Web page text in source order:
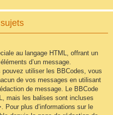
au langage HTML, offrant un
d’un message.
pouvez utiliser les BBCodes, vous
de vos messages en utilisant
de message. Le BBCode
mais les balises sont incluses
Pour plus d’informations sur le